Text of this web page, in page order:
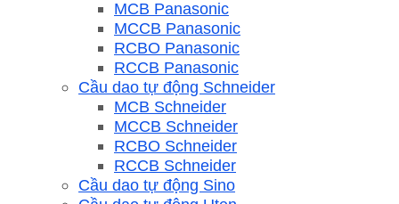
MCB Panasonic
MCCB Panasonic
RCBO Panasonic
RCCB Panasonic
Cầu dao tự động Schneider
MCB Schneider
MCCB Schneider
RCBO Schneider
RCCB Schneider
Cầu dao tự động Sino